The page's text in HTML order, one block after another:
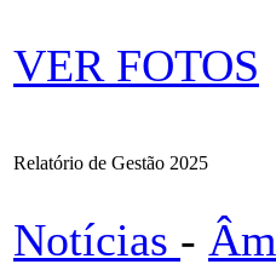
VER FOTOS
Relatório de Gestão 2025
Notícias -